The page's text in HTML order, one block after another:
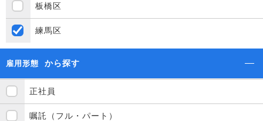
板橋区
練馬区
雇用形態 から探す
正社員
嘱託（フル・パート）